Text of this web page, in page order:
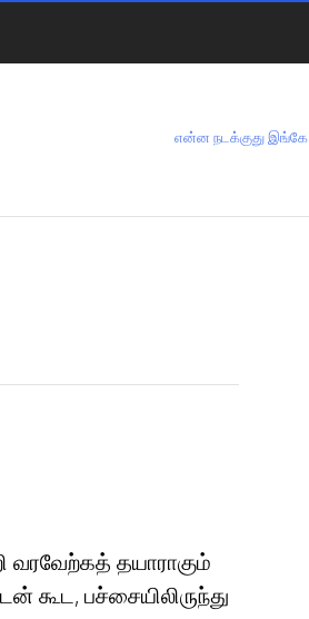
என்ன நடக்குது இங்கே
வரவேற்கத் தயாராகும்
பச்சையிலிருந்து